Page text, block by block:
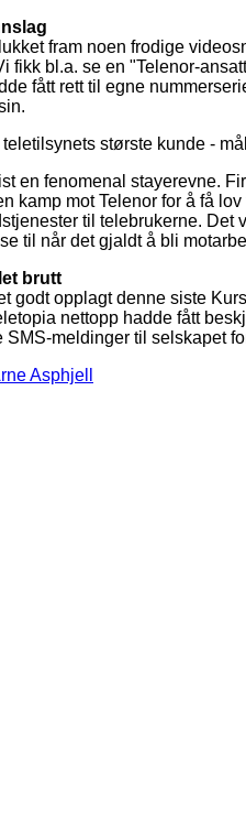
fram noen frodige
fikk bl.a. se en "Telenor-
fått rett til egne
største kunde -
en fenomenal stayerevne.
kamp mot Telenor for å få
til telebrukerne. Det
til når det gjaldt å bli
brutt
godt opplagt denne siste
nettopp hadde fått
SMS-meldinger til selskapet
Asphjell